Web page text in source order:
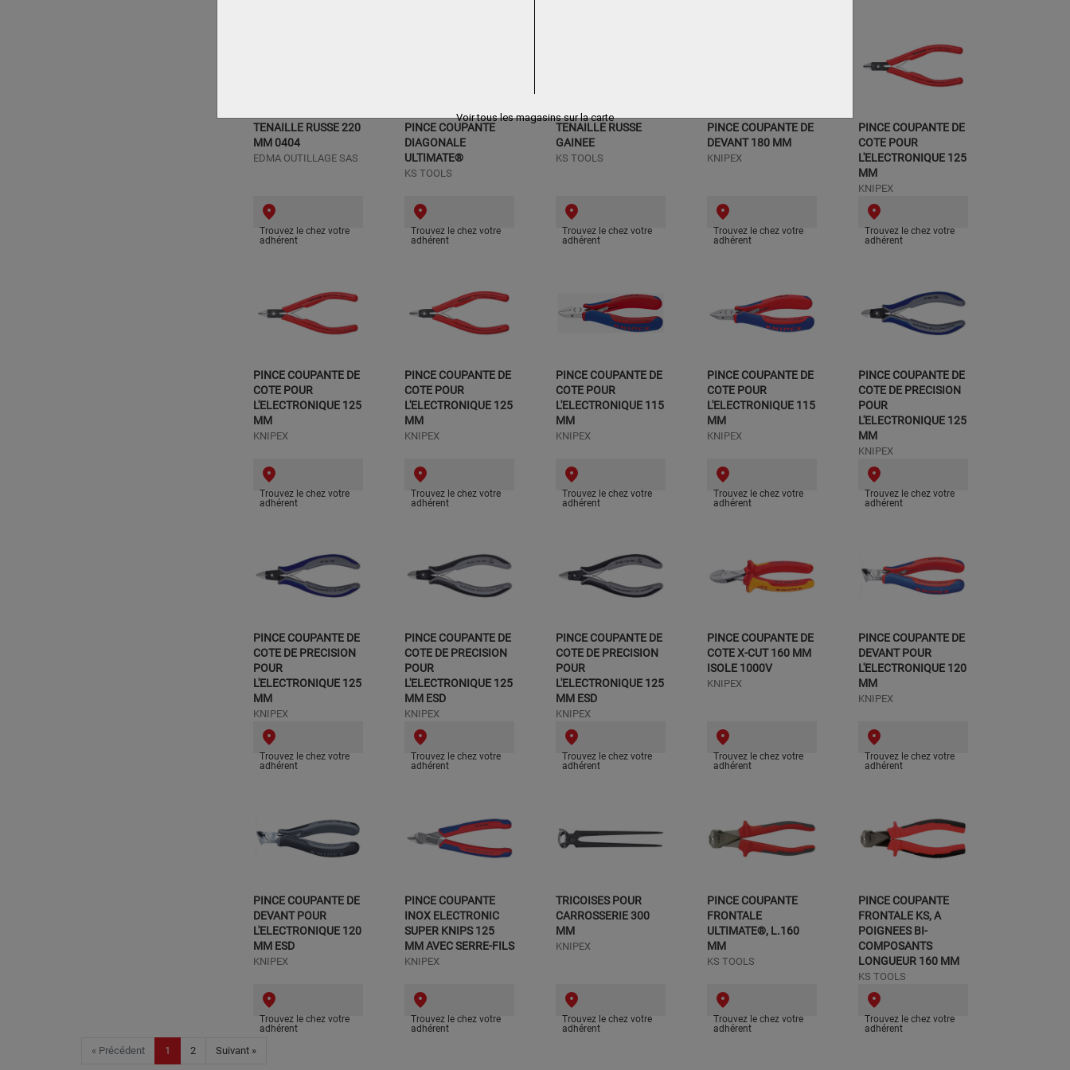
TENAILLE RUSSE 220
MM 0404
EDMA OUTILLAGE SAS
Trouvez le chez votre
adhérent
PINCE COUPANTE
DIAGONALE
ULTIMATE®
KS TOOLS
Trouvez le chez votre
adhérent
TENAILLE RUSSE
GAINEE
KS TOOLS
Trouvez le chez votre
adhérent
PINCE COUPANTE DE
DEVANT 180 MM
KNIPEX
Trouvez le chez votre
adhérent
PINCE COUPANTE DE
COTE POUR
L'ELECTRONIQUE 125
MM
KNIPEX
Trouvez le chez votre
adhérent
PINCE COUPANTE DE
COTE POUR
L'ELECTRONIQUE 125
MM
KNIPEX
Trouvez le chez votre
adhérent
PINCE COUPANTE DE
COTE POUR
L'ELECTRONIQUE 125
MM
KNIPEX
Trouvez le chez votre
adhérent
PINCE COUPANTE DE
COTE POUR
L'ELECTRONIQUE 115
MM
KNIPEX
Trouvez le chez votre
adhérent
PINCE COUPANTE DE
COTE POUR
L'ELECTRONIQUE 115
MM
KNIPEX
Trouvez le chez votre
adhérent
PINCE COUPANTE DE
COTE DE PRECISION
POUR
L'ELECTRONIQUE 125
MM
KNIPEX
Trouvez le chez votre
adhérent
PINCE COUPANTE DE
COTE DE PRECISION
POUR
L'ELECTRONIQUE 125
MM
KNIPEX
Trouvez le chez votre
adhérent
PINCE COUPANTE DE
COTE DE PRECISION
POUR
L'ELECTRONIQUE 125
MM ESD
KNIPEX
Trouvez le chez votre
adhérent
PINCE COUPANTE DE
COTE DE PRECISION
POUR
L'ELECTRONIQUE 125
MM ESD
KNIPEX
Trouvez le chez votre
adhérent
PINCE COUPANTE DE
COTE X-CUT 160 MM
ISOLE 1000V
KNIPEX
Trouvez le chez votre
adhérent
PINCE COUPANTE DE
DEVANT POUR
L'ELECTRONIQUE 120
MM
KNIPEX
Trouvez le chez votre
adhérent
PINCE COUPANTE DE
DEVANT POUR
L'ELECTRONIQUE 120
MM ESD
KNIPEX
Trouvez le chez votre
adhérent
PINCE COUPANTE
INOX ELECTRONIC
SUPER KNIPS 125
MM AVEC SERRE-FILS
KNIPEX
Trouvez le chez votre
adhérent
TRICOISES POUR
CARROSSERIE 300
MM
KNIPEX
Trouvez le chez votre
adhérent
PINCE COUPANTE
FRONTALE
ULTIMATE®, L.160
MM
KS TOOLS
Trouvez le chez votre
adhérent
PINCE COUPANTE
FRONTALE KS, A
POIGNEES BI-
COMPOSANTS
LONGUEUR 160 MM
KS TOOLS
Trouvez le chez votre
adhérent
« Précédent 1 2 Suivant »
Voir tous les magasins sur la carte